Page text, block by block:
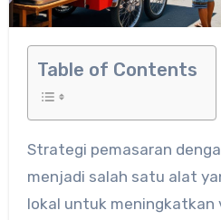
Table of Contents
Strategi pemasaran dengan media sosial telah
menjadi salah satu alat
lokal untuk meningkatkan